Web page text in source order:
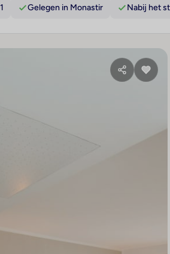
Gelegen in Monastir Nabij het